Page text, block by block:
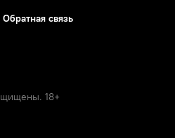
Обратная связь
18+